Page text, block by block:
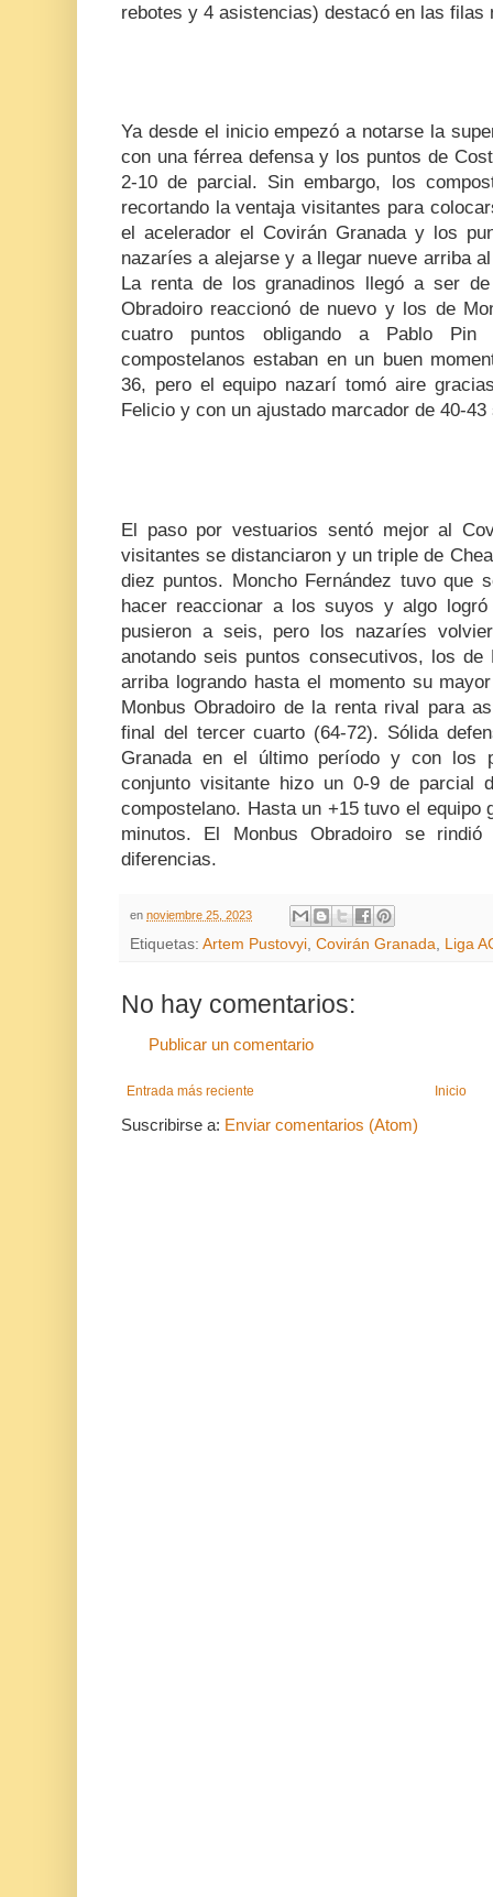
rebotes y 4 asistencias) destacó en las filas
Ya desde el inicio empezó a notarse la
con una férrea defensa y los puntos de
2-10 de parcial. Sin embargo, los
recortando la ventaja visitantes para
el acelerador el Covirán Granada y los
nazaríes a alejarse y a llegar nueve arriba
La renta de los granadinos llegó a ser
Obradoiro reaccionó de nuevo y los de
cuatro puntos obligando a Pablo
compostelanos estaban en un buen
36, pero el equipo nazarí tomó aire
Felicio y con un ajustado marcador de 40-
El paso por vestuarios sentó mejor al
visitantes se distanciaron y un triple de
diez puntos. Moncho Fernández tuvo que
hacer reaccionar a los suyos y algo
pusieron a seis, pero los nazaríes
anotando seis puntos consecutivos, los
arriba logrando hasta el momento su
Monbus Obradoiro de la renta rival para
final del tercer cuarto (64-72). Sólida
Granada en el último período y con los
conjunto visitante hizo un 0-9 de parcial
compostelano. Hasta un +15 tuvo el equipo
minutos. El Monbus Obradoiro se
diferencias.
en noviembre 25, 2023
Etiquetas: Artem Pustovyi, Covirán Granada, Liga
No hay comentarios:
Publicar un comentario
Entrada más reciente Inicio
Suscribirse a: Enviar comentarios (Atom)